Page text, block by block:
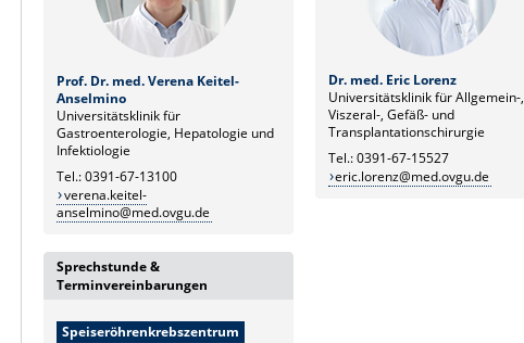
Sprechstunde &
Terminvereinbarungen
Speiseröhrenkrebszentrum
Prof. Dr. med. Verena Keitel-
Anselmino
Universitätsklinik für
Gastroenterologie, Hepatologie und
Infektiologie
Tel.: 0391-67-13100
verena.keitel-
anselmino@med.ovgu.de
Dr. med. Eric Lorenz
Universitätsklinik für Allgemein-,
Viszeral-, Gefäß- und
Transplantationschirurgie
Tel.: 0391-67-15527
eric.lorenz@med.ovgu.de